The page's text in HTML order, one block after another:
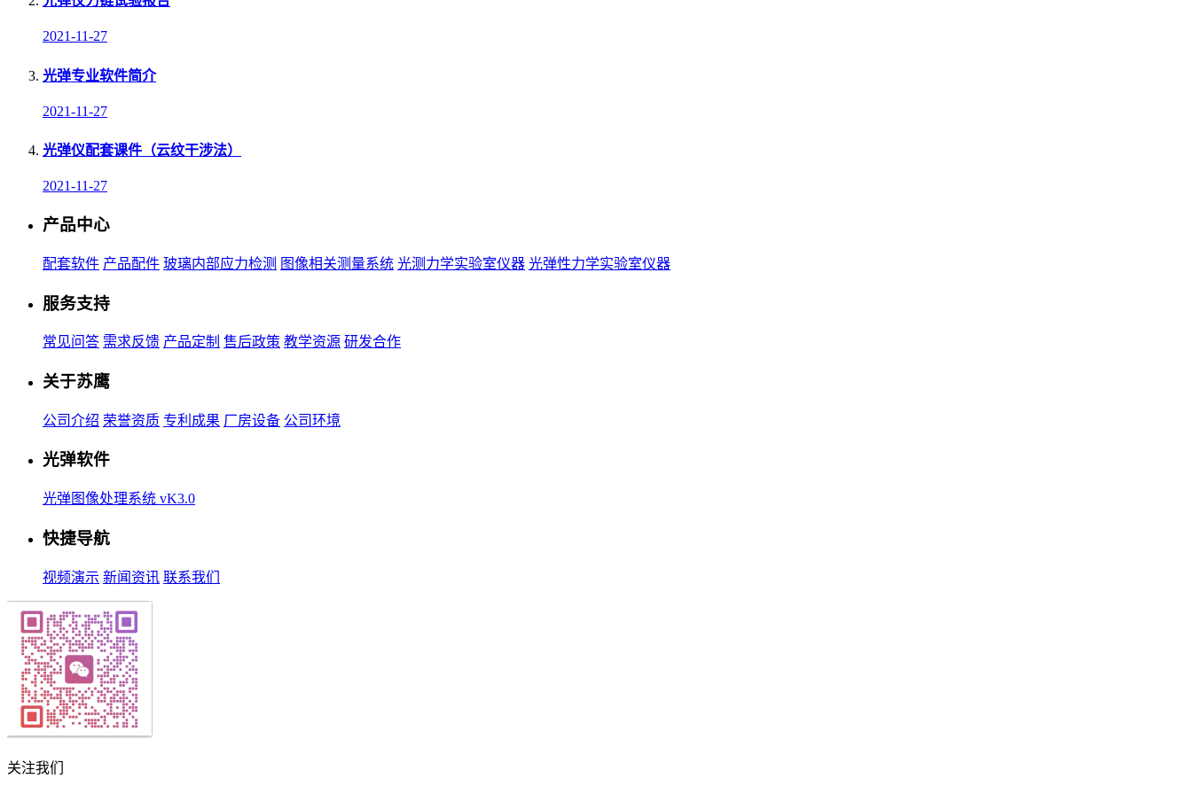
2021-11-27
光弹专业软件简介
2021-11-27
光弹仪配套课件（云纹干涉法）
2021-11-27
产品中心
配套软件 产品配件 玻璃内部应力检测 图像相关测量系统 光测力学实验室仪器 光弹性力学实验室仪器
服务支持
常见问答 需求反馈 产品定制 售后政策 教学资源 研发合作
关于苏鹰
公司介绍 荣誉资质 专利成果 厂房设备 公司环境
光弹软件
光弹图像处理系统 vK3.0
快捷导航
视频演示 新闻资讯 联系我们
关注我们